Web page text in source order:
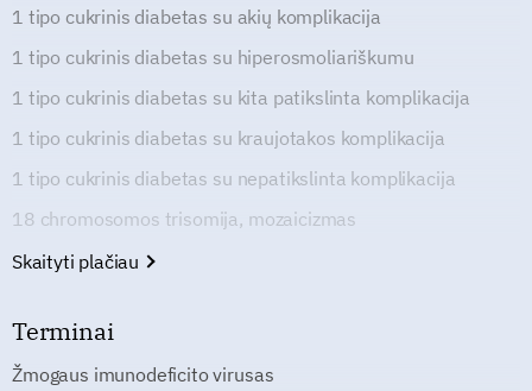
1 tipo cukrinis diabetas su akių komplikacija
1 tipo cukrinis diabetas su hiperosmoliariškumu
1 tipo cukrinis diabetas su kita patikslinta komplikacija
1 tipo cukrinis diabetas su kraujotakos komplikacija
1 tipo cukrinis diabetas su nepatikslinta komplikacija
18 chromosomos trisomija, mozaicizmas
Skaityti plačiau
Terminai
Žmogaus imunodeficito virusas